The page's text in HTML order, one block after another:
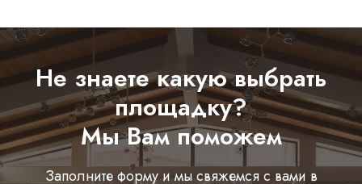
Не знаете какую выбрать
площадку?
Мы Вам поможем
Заполните форму и мы свяжемся с вами в
ИНФОРМАЦИЯ
*Instagram принадлежит компании Meta
Platforms Inc., которая запрещена
на территории РФ в связи с осуществлением
экстремистской деятельности
Услуги
Портфолио
О нас
Отзывы